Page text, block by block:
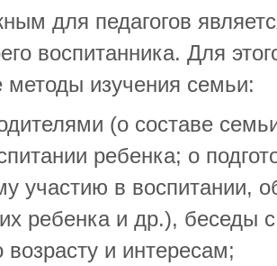
для педагогов
воспитанника. Для
изучения семьи:
(о составе
ребенка; о
участию в воспитании,
ребенка и др.), беседы
возрасту и интересам;